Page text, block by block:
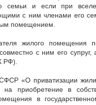
семьи и если при
с ним членами его
помещением.
жилого помещения
с ним его супруг,
РФ).
«О приватизации
приобретение в
в